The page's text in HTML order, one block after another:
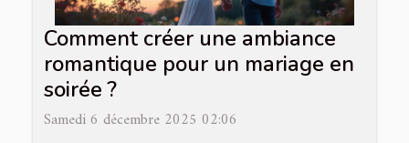
Comment créer une ambiance
romantique pour un mariage en
soirée ?
Samedi 6 décembre 2025 02:06